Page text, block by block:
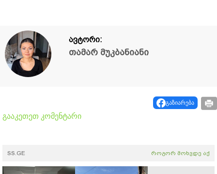
ავტორი:
თამარ მუკბანიანი
გაზიარება
გააკეთეთ კომენტარი
SS.GE როგორ მოხვდე აქ